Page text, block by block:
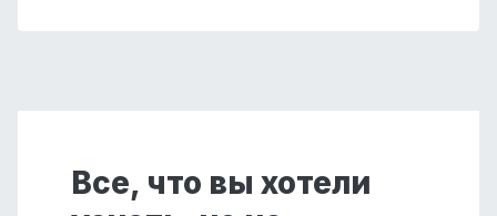
Все, что вы хотели